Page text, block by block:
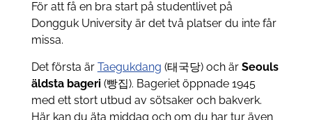
För att få en bra start på studentlivet på
Dongguk University är det två platser du inte får
missa.
Det första är Taegukdang (태국당) och är Seouls
äldsta bageri(빵집). Bageriet öppnade 1945
med ett stort utbud av sötsaker och bakverk.
Här kan du äta middag och om du har tur även